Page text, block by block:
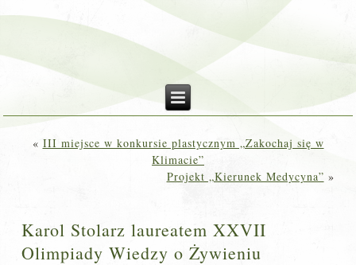
« III miejsce w konkursie plastycznym „Zakochaj się w
Klimacie”
Projekt „Kierunek Medycyna” »
Karol Stolarz laureatem XXVII
Olimpiady Wiedzy o Żywieniu